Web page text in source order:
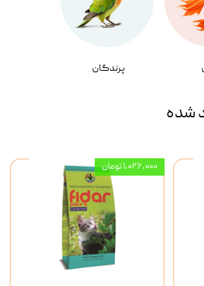
پرندگان
شده
۱,۰۲۶,۰۰۰ تومان